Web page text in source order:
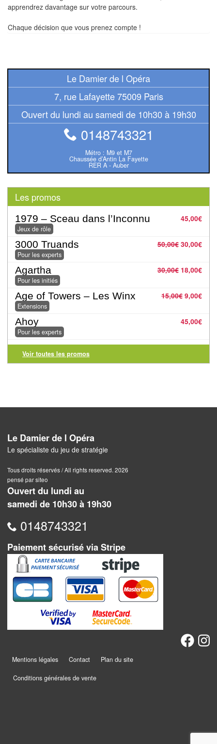
les
En
Pour
Coopératif
Gestion
Escape
Game
/
Enquête
Jeux
évolutifs
Jeux
abstraits
Extensions
Casse-
Jeux
traditionnels
Dominos
Jeu
Dames
Coffrets
jeux
–
multijeux
Cartes
traditionnelles
de
apprendrez davantage sur votre parcours.
Chaque décision que vous prenez compte !
Le Damier de l Opéra
7, rue Lafayette 75009 Paris
Ouvert du lundi au samedi de 10h30 à 19h30
0148743321
Métro : M9 et M7
Chaussée d’Antin La Fayette
RER A - Auber
Les promos
45,00€
1979 – Sceau dans l’Inconnu
Jeux de rôle
50,00€ 30,00€
3000 Truands
Pour les experts
30,00€ 18,00€
Agartha
Pour les initiés
15,00€ 9,00€
Age of Towers – Les Winx
Extensions
45,00€
Ahoy
Pour les experts
Voir toutes les promos
Le Damier de l Opéra
Le spécialiste du jeu de stratégie
Tous droits réservés / All rights reserved. 2026
pensé par siteo
Ouvert du lundi au
samedi de 10h30 à 19h30
0148743321
Paiement sécurisé via Stripe
Mentions légales Contact Plan du site
Conditions générales de vente